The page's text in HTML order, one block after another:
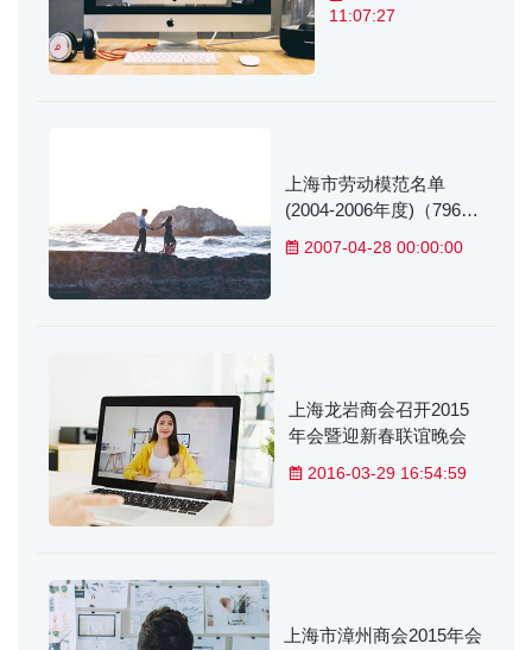
11:07:27
上海市劳动模范名单
(2004-2006年度)（796
名）
2007-04-28 00:00:00
上海龙岩商会召开2015
年会暨迎新春联谊晚会
2016-03-29 16:54:59
上海市漳州商会2015年会